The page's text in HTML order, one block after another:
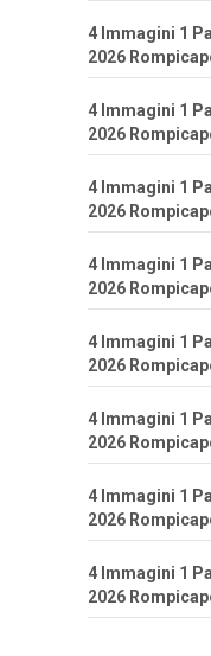
4 Immagini 1
2026
4 Immagini 1
2026
4 Immagini 1
2026
4 Immagini 1
2026
4 Immagini 1
2026
4 Immagini 1
2026
4 Immagini 1
2026
4 Immagini 1
2026